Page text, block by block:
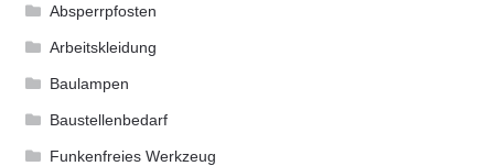
Absperrpfosten
Arbeitskleidung
Baulampen
Baustellenbedarf
Funkenfreies Werkzeug